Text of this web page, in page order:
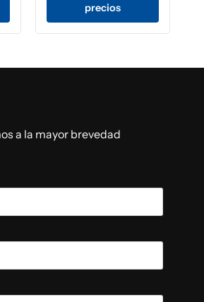
precios
a la mayor brevedad